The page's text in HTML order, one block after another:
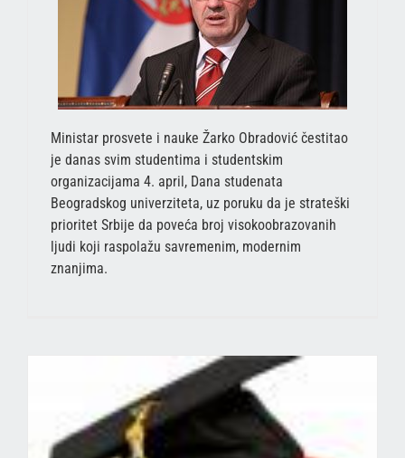
Ministar prosvete i nauke Žarko Obradović čestitao
je danas svim studentima i studentskim
organizacijama 4. april, Dana studenata
Beogradskog univerziteta, uz poruku da je strateški
prioritet Srbije da poveća broj visokoobrazovanih
ljudi koji raspolažu savremenim, modernim
znanjima.